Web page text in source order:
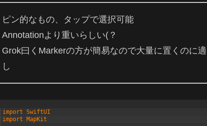
ピン的なもの、タップで選択可能
Annotationより重いらしい(？
Grok曰くMarkerの方が簡易なので大量に置くのに
し
import SwiftUI
import MapKit